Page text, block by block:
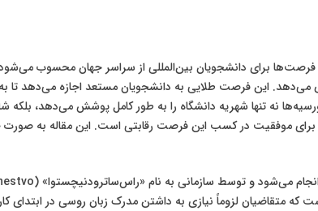
فرصت‌ها برای دانشجویان بین‌المللی از سراسر جهان محسوب
این فرصت طلایی به دانشجویان مستعد اجازه می‌دهد تا به
نه تنها شهریه دانشگاه را به طور کامل پوشش می‌دهد، بلکه
موفقیت در کسب این فرصت رقابتی است. این مقاله به صورت
متقاضیان لزوماً نیازی به داشتن مدرک زبان روسی در ابتدای